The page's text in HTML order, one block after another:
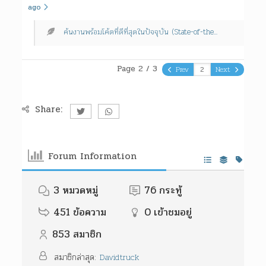
ago
ค้นงานพร้อมโค้ดที่ดีที่สุดในปัจจุบัน (State-of-the...
Page 2 / 3 Prev Next
Share:
Forum Information
3 หมวดหมู่ 76 กระทู้
451 ข้อความ 0 เข้าชมอยู่
853 สมาชิก
สมาชิกล่าสุด: Davidtruck